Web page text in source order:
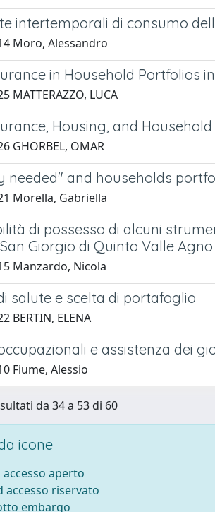
intertemporali di consumo
Moro, Alessandro
in Household Portfolios
MATTERAZZO, LUCA
Housing, and
GHORBEL, OMAR
needed" and households
Morella, Gabriella
di possesso di alcuni
Giorgio di Quinto Valle Agno
Manzardo, Nicola
salute e scelta di portafoglio
BERTIN, ELENA
e assistenza dei
Fiume, Alessio
da 34 a 53 di 60
icone
accesso aperto
accesso riservato
embargo